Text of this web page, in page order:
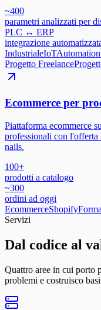
~400
parametri analizzati per
PLC ↔ ERP
integrazione
IndustrialeIoTAutomation
Progetto Freelance
Ecommerce per
Piattaforma ecommerce
professionali con l'offerta
nails.
100+
prodotti a catalogo
~300
ordini ad oggi
EcommerceShopify
Servizi
Dal codice al
Quattro aree in cui porto
problemi e costruisco